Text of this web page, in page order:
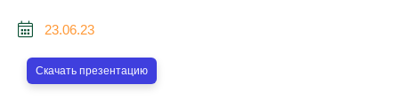
23.06.23
Скачать презентацию